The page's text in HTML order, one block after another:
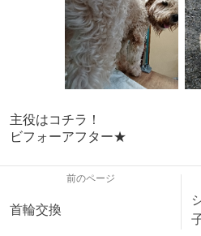
主役はコチラ！
ビフォーアフター★
前のページ
首輪交換